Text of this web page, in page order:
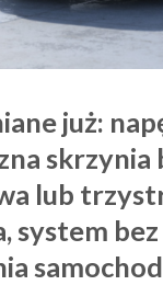
już:
skrzynia
lub
system